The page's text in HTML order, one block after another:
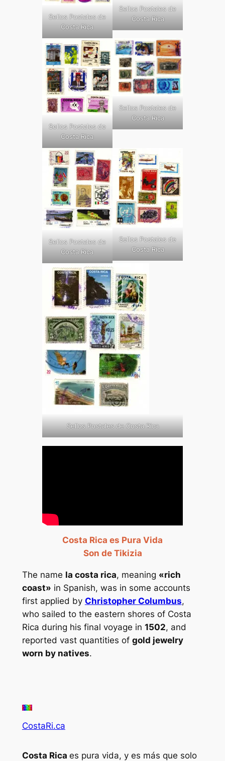
Sellos Postales de
Costa Rica
Sellos Postales de
Costa Rica
Sellos Postales de
Costa Rica
Sellos Postales de
Costa Rica
Sellos Postales de
Costa Rica
Sellos Postales de
Costa Rica
Sellos Postales de Costa Rica
Costa Rica es Pura Vida
Son de Tikizia
The name la costa rica, meaning «rich
coast» in Spanish, was in some accounts
first applied by Christopher Columbus,
who sailed to the eastern shores of Costa
Rica during his final voyage in 1502, and
reported vast quantities of gold jewelry
worn by natives.
CostaRi.ca
Costa Rica es pura vida, y es más que solo